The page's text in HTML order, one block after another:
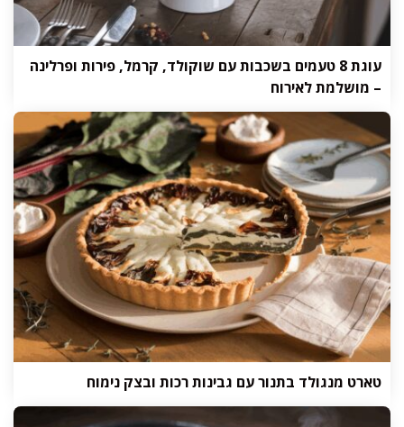
עוגת 8 טעמים בשכבות עם שוקולד, קרמל, פירות ופרלינה
– מושלמת לאירוח
טארט מנגולד בתנור עם גבינות רכות ובצק נימוח